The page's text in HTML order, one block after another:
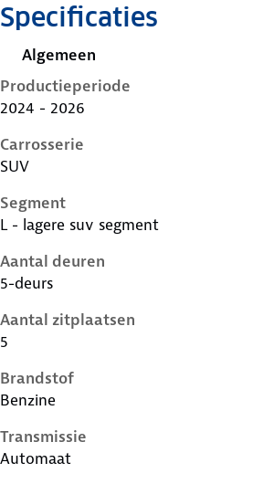
Specificaties
Algemeen
Productieperiode
2024 - 2026
Carrosserie
SUV
Segment
L - lagere suv segment
Aantal deuren
5-deurs
Aantal zitplaatsen
5
Brandstof
Benzine
Transmissie
Automaat